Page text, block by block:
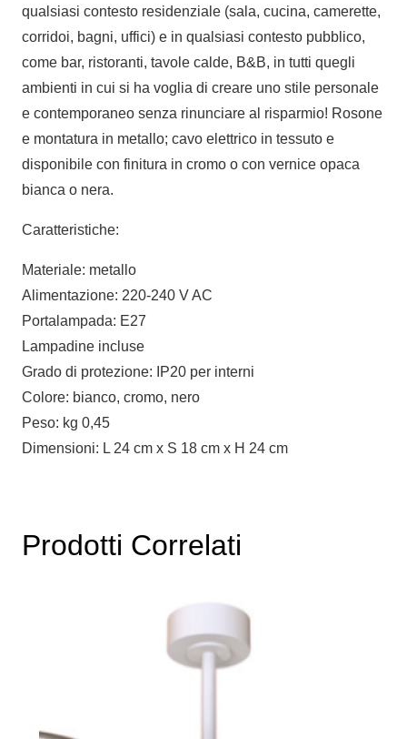
qualsiasi contesto residenziale (sala, cucina, camerette,
corridoi, bagni, uffici) e in qualsiasi contesto pubblico,
come bar, ristoranti, tavole calde, B&B, in tutti quegli
ambienti in cui si ha voglia di creare uno stile personale
e contemporaneo senza rinunciare al risparmio! Rosone
e montatura in metallo; cavo elettrico in tessuto e
disponibile con finitura in cromo o con vernice opaca
bianca o nera.
Caratteristiche:
Materiale: metallo
Alimentazione: 220-240 V AC
Portalampada: E27
Lampadine incluse
Grado di protezione: IP20 per interni
Colore: bianco, cromo, nero
Peso: kg 0,45
Dimensioni: L 24 cm x S 18 cm x H 24 cm
Prodotti Correlati